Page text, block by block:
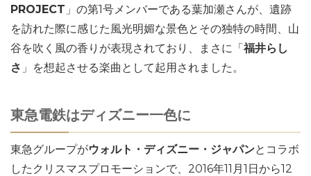
PROJECT 」の第1号メンバーである葉加瀬さんが、遺跡
を訪れた際に感じた風光明媚な景色とその独特の時間、山
谷を吹く風の香りが表現されており、まさに「福井らし
さ 」を想起させる楽曲として起用されました。
東急電鉄はディズニー一色に
東急グループがウォルト・ディズニー・ジャパンとコラボ
したクリスマスプロモーションで、2016年11月1日から12